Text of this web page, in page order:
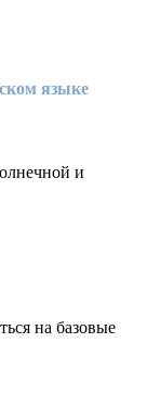
языке
и
на базовые